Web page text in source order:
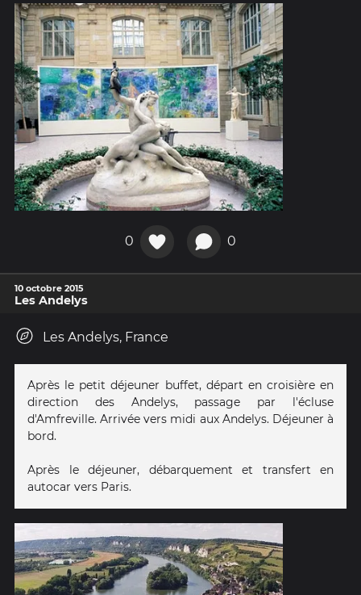
0 0
10 octobre 2015
Les Andelys
Les Andelys, France
Après le petit déjeuner buffet, départ en croisière en
direction des Andelys, passage par l'écluse
d'Amfreville. Arrivée vers midi aux Andelys. Déjeuner à
bord.
Après le déjeuner, débarquement et transfert en
autocar vers Paris.